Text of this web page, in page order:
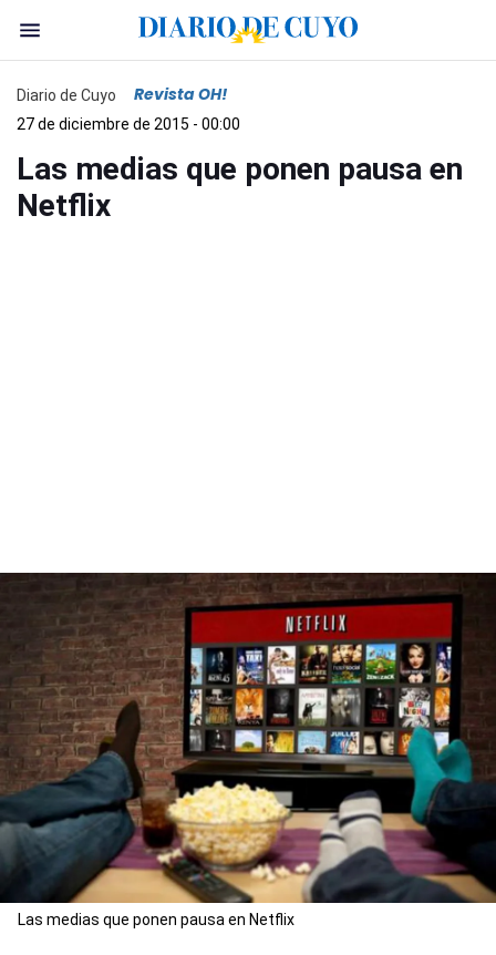
Diario de Cuyo Revista OH!
27 de diciembre de 2015 - 00:00
Las medias que ponen pausa en
Netflix
Las medias que ponen pausa en Netflix